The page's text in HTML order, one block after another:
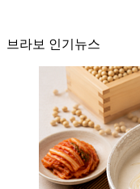
브라보 인기뉴스